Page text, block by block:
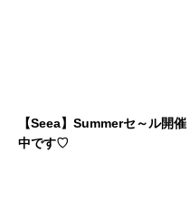
【Seea】Summerセ～ル開催
中です♡